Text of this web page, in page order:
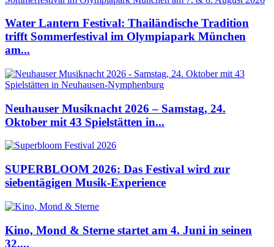
Water Lantern Festival: Thailändische Tradition
trifft Sommerfestival im Olympiapark München
am...
Neuhauser Musiknacht 2026 – Samstag, 24.
Oktober mit 43 Spielstätten in...
SUPERBLOOM 2026: Das Festival wird zur
siebentägigen Musik-Experience
Kino, Mond & Sterne startet am 4. Juni in seinen
32....